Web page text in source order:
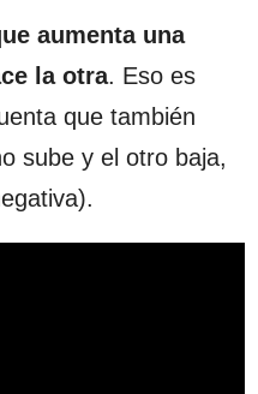
aumenta una
la otra. Eso es
que también
sube y el otro baja,